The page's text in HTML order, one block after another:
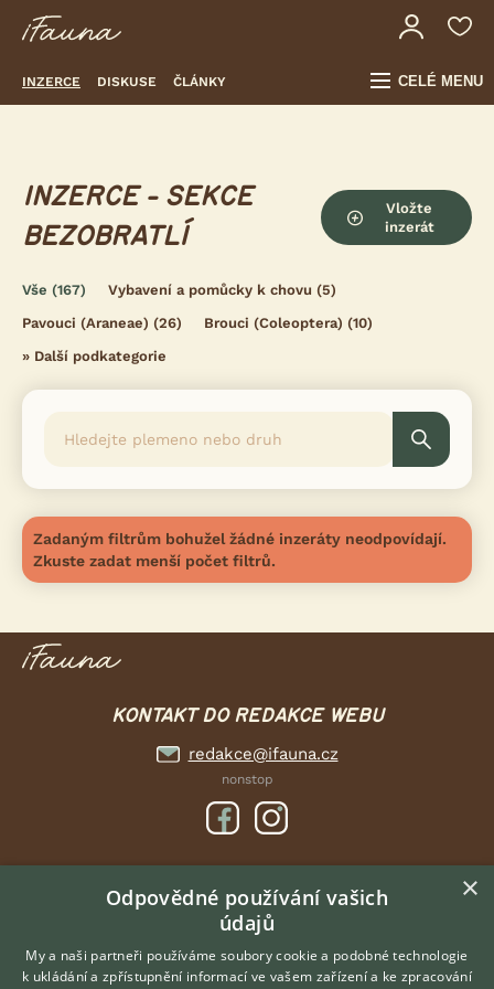
INZERCE DISKUSE ČLÁNKY CELÉ MENU
INZERCE - SEKCE
BEZOBRATLÍ
Vložte
inzerát
Vše (167) Vybavení a pomůcky k chovu (5)
Pavouci (Araneae) (26) Brouci (Coleoptera) (10)
» Další podkategorie
Zadaným filtrům bohužel žádné inzeráty neodpovídají.
Zkuste zadat menší počet filtrů.
KONTAKT DO REDAKCE WEBU
redakce@ifauna.cz
nonstop
DOMOVSKÁ STRÁNKA
INZERCE
DISKUSE
ČLÁNKY
×
Odpovědné používání vašich
údajů
My a naši partneři používáme soubory cookie a podobné technologie
k ukládání a zpřístupnění informací ve vašem zařízení a ke zpracování